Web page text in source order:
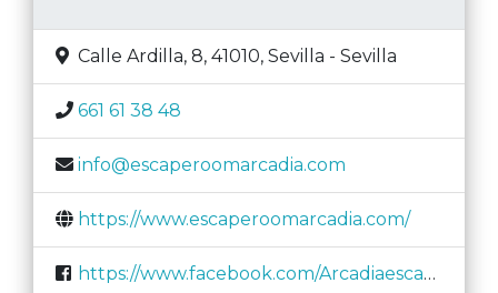
Calle Ardilla, 8, 41010, Sevilla - Sevilla
661 61 38 48
info@escaperoomarcadia.com
https://www.escaperoomarcadia.com/
https://www.facebook.com/Arcadiaescaperoom/